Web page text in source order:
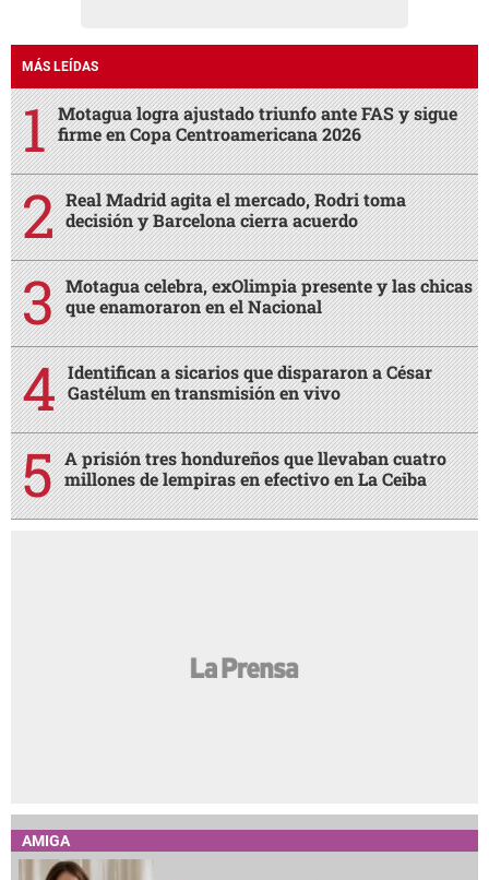
MÁS LEÍDAS
Motagua logra ajustado triunfo ante FAS y sigue
firme en Copa Centroamericana 2026
Real Madrid agita el mercado, Rodri toma
decisión y Barcelona cierra acuerdo
Motagua celebra, exOlimpia presente y las chicas
que enamoraron en el Nacional
Identifican a sicarios que dispararon a César
Gastélum en transmisión en vivo
A prisión tres hondureños que llevaban cuatro
millones de lempiras en efectivo en La Ceiba
AMIGA